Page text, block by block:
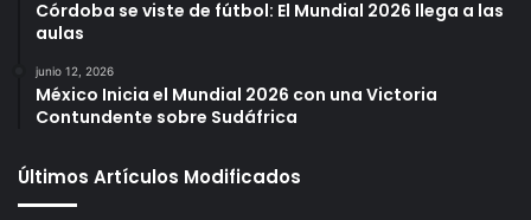
Córdoba se viste de fútbol: El Mundial 2026 llega a las
aulas
junio 12, 2026
México Inicia el Mundial 2026 con una Victoria
Contundente sobre Sudáfrica
Últimos Artículos Modificados